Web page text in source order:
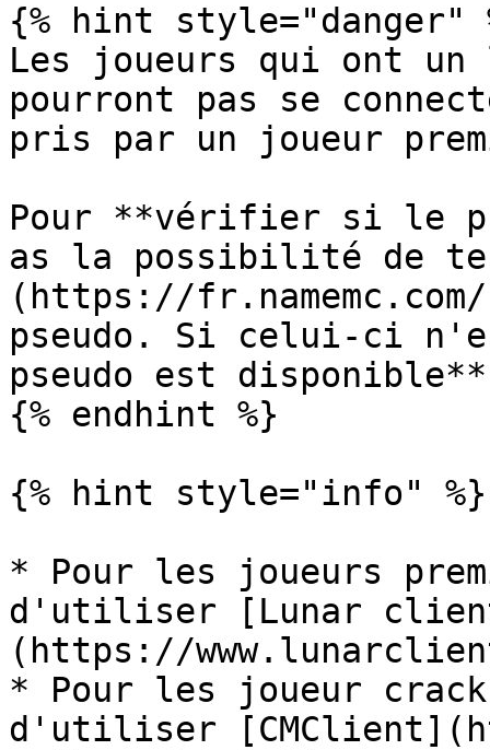
{% hint style="danger"
Les joueurs qui ont un
pourront pas se
pris par un joueur
Pour **vérifier si le
as la possibilité de te
(https://
pseudo. Si celui-ci
pseudo est
{% endhint %}
{% hint style="info" %}
* Pour les joueurs
d'utiliser [Lunar
(https://
* Pour les joueur crack,
d'utiliser